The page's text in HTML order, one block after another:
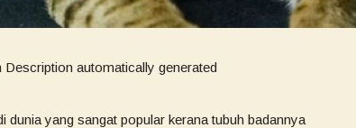
dunia yang sangat popular kerana tubuh badannya